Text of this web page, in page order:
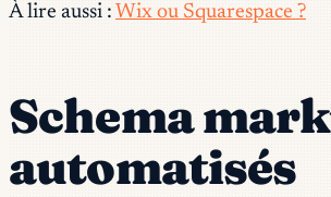
À lire aussi : Wix ou Squarespace ?
Schema
automatisés